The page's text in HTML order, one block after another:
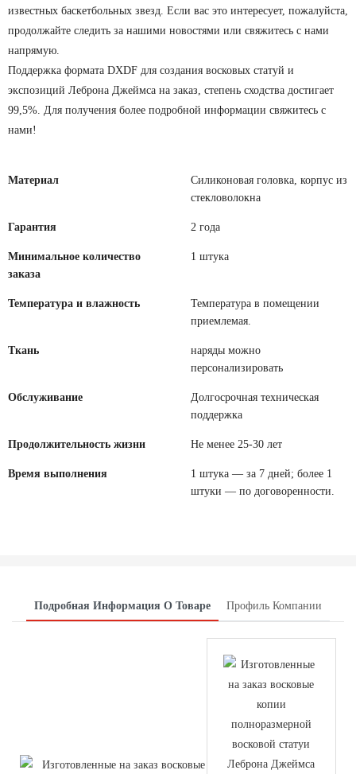
известных баскетбольных звезд. Если вас это интересует, пожалуйста,
продолжайте следить за нашими новостями или свяжитесь с нами
напрямую.
Поддержка формата DXDF для создания восковых статуй и
экспозиций Леброна Джеймса на заказ, степень сходства достигает
99,5%. Для получения более подробной информации свяжитесь с
нами!
Материал
Силиконовая головка, корпус из
стекловолокна
Гарантия 2 года
Минимальное количество
заказа
1 штука
Температура и влажность
Температура в помещении
приемлемая.
Ткань
наряды можно
персонализировать
Обслуживание
Долгосрочная техническая
поддержка
Продолжительность жизни Не менее 25-30 лет
Время выполнения
1 штука — за 7 дней; более 1
штуки — по договоренности.
Подробная Информация О Товаре Профиль Компании